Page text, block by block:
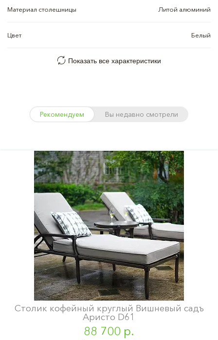
Материал столешницы Литой алюминий
Цвет Белый
Показать все характеристики
Рекомендуем Вы недавно смотрели
Столик кофейный круглый Вишневый садъ
Аристо D61
88 700 р.